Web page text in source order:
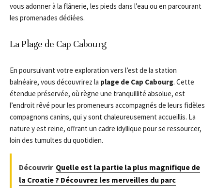
vous adonner à la flânerie, les pieds dans l’eau ou en parcourant
les promenades dédiées.
La Plage de Cap Cabourg
En poursuivant votre exploration vers l’est de la station
balnéaire, vous découvrirez la plage de Cap Cabourg. Cette
étendue préservée, où règne une tranquillité absolue, est
l’endroit rêvé pour les promeneurs accompagnés de leurs fidèles
compagnons canins, qui y sont chaleureusement accueillis. La
nature y est reine, offrant un cadre idyllique pour se ressourcer,
loin des tumultes du quotidien.
Découvrir Quelle est la partie la plus magnifique de
la Croatie ? Découvrez les merveilles du parc